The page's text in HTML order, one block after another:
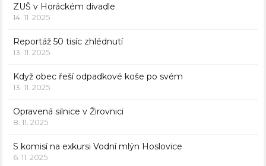
ZUŠ v Horáckém divadle
14. 11. 2025
Reportáž 50 tisíc zhlédnutí
13. 11. 2025
Když obec řeší odpadkové koše po svém
13. 11. 2025
Opravená silnice v Žirovnici
8. 11. 2025
S komisí na exkursi Vodní mlýn Hoslovice
6. 11. 2025